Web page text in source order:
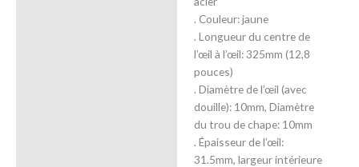
. Couleur: jaune
. Longueur du centre de
l’œil à l’œil: 325mm (12,8
pouces)
. Diamètre de l’œil (avec
douille): 10mm, Diamètre
du trou de chape: 10mm
. Épaisseur de l’œil:
31.5mm, largeur intérieure